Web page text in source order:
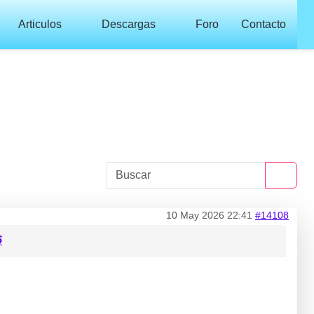
Articulos Descargas Foro Contacto
10 May 2026 22:41 #14108